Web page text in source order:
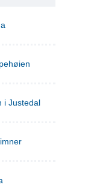
i Justedal